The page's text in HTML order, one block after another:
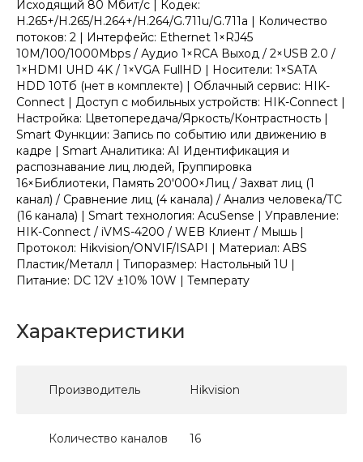
Исходящий 80 Мбит/с | Кодек:
H.265+/H.265/H.264+/H.264/G.711u/G.711a | Количество
потоков: 2 | Интерфейс: Ethernet 1×RJ45
10M/100/1000Mbps / Аудио 1×RCA Выход / 2×USB 2.0 /
1×HDMI UHD 4K / 1×VGA FullHD | Носители: 1×SATA
HDD 10Тб (нет в комплекте) | Облачный сервис: HIK-
Connect | Доступ с мобильных устройств: HIK-Connect |
Настройка: Цветопередача/Яркость/Контрастность |
Smart Функции: Запись по событию или движению в
кадре | Smart Аналитика: AI Идентификация и
распознавание лиц людей, Группировка
16×Библиотеки, Память 20'000×Лиц / Захват лиц (1
канал) / Сравнение лиц (4 канала) / Анализ человека/ТС
(16 канала) | Smart технология: AcuSense | Управление:
HIK-Connect / iVMS-4200 / WEB Клиент / Мышь |
Протокол: Hikvision/ONVIF/ISAPI | Материал: ABS
Пластик/Металл | Типоразмер: Настольный 1U |
Питание: DC 12V ±10% 10W | Температу
Характеристики
Производитель Hikvision
Количество каналов 16